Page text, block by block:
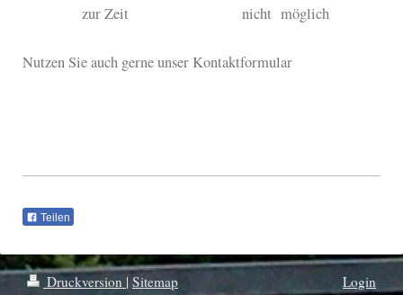
zur Zeit nicht möglich
Nutzen Sie auch gerne unser Kontaktformular
Teilen
Druckversion | Sitemap
Login